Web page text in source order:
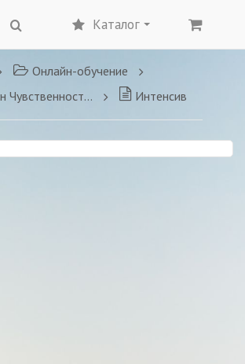
Каталог
Онлайн-обучение
и Сексуальности
Интенсив